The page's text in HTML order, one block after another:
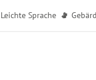
Leichte Sprache